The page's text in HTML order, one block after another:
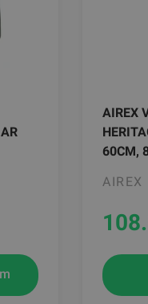
AIREX
60CM,
AIREX